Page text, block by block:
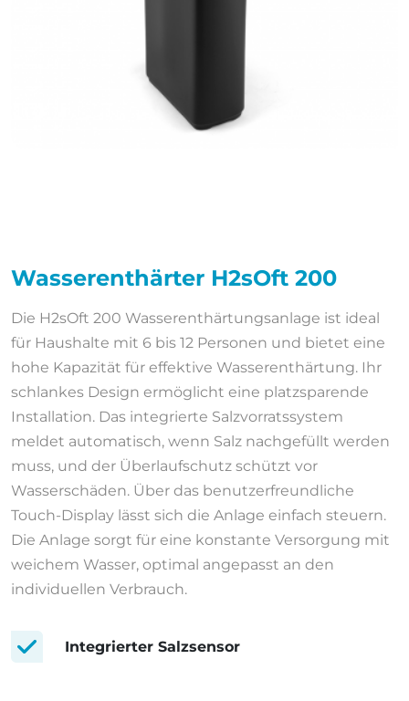
Wasserenthärter H2sOft 200
Die H2sOft 200 Wasserenthärtungsanlage ist ideal
für Haushalte mit 6 bis 12 Personen und bietet eine
hohe Kapazität für effektive Wasserenthärtung. Ihr
schlankes Design ermöglicht eine platzsparende
Installation. Das integrierte Salzvorratssystem
meldet automatisch, wenn Salz nachgefüllt werden
muss, und der Überlaufschutz schützt vor
Wasserschäden. Über das benutzerfreundliche
Touch-Display lässt sich die Anlage einfach steuern.
Die Anlage sorgt für eine konstante Versorgung mit
weichem Wasser, optimal angepasst an den
individuellen Verbrauch.
Integrierter Salzsensor